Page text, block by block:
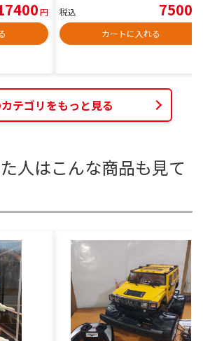
円
税込 7500
カートに入れる
テゴリをもっと見る
人はこんな商品も見て